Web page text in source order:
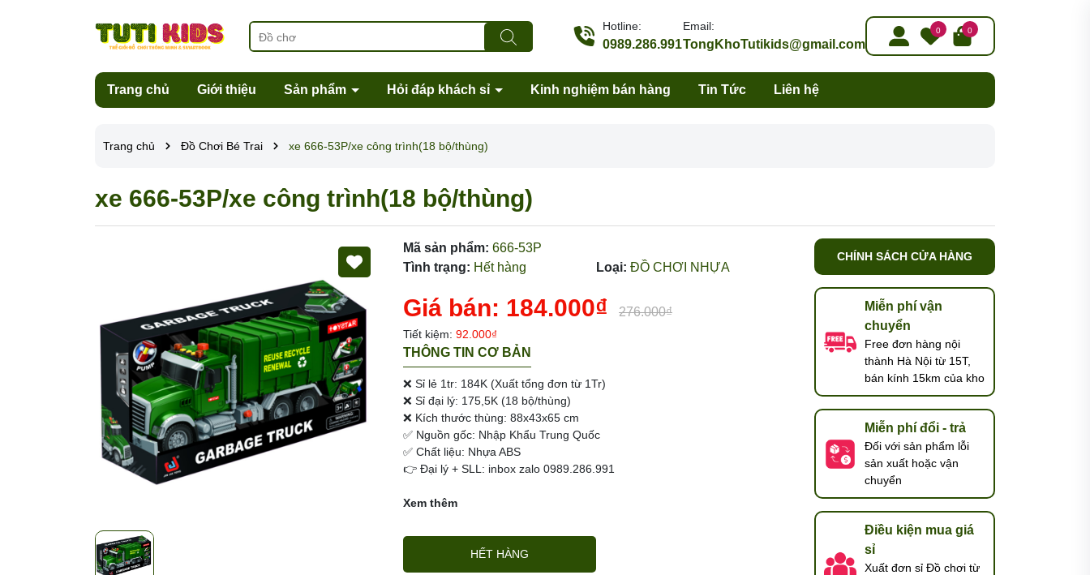
Hotline:
0989.286.991
Email:
TongKhoTutikids@gmail.com
0 0
Trang chủ Giới thiệu Sản phẩm Hỏi đáp khách sỉ Kinh nghiệm bán hàng Tin Tức Liên hệ
Trang chủ Đồ Chơi Bé Trai xe 666-53P/xe công trình(18 bộ/thùng)
xe 666-53P/xe công trình(18 bộ/thùng)
Mã sản phẩm: 666-53P
Tình trạng: Hết hàng Loại: ĐỒ CHƠI NHỰA
Giá bán: 184.000₫ 276.000₫
Tiết kiệm: 92.000₫
THÔNG TIN CƠ BẢN
❌ Sỉ lẻ 1tr: 184K (Xuất tổng đơn từ 1Tr)
❌ Sỉ đại lý: 175,5K (18 bộ/thùng)
❌ Kích thước thùng: 88x43x65 cm
✅ Nguồn gốc: Nhập Khẩu Trung Quốc
✅ Chất liệu: Nhựa ABS
👉 Đại lý + SLL: inbox zalo 0989.286.991
Xem thêm
HẾT HÀNG
Mã giảm giá:
Ngày hết hạn:
Điều kiện:
CHÍNH SÁCH CỬA HÀNG
Miễn phí vận
chuyển
Free đơn hàng nội
thành Hà Nội từ 15T,
bán kính 15km của kho
Miễn phí đổi - trả
Đối với sản phẩm lỗi
sản xuất hoặc vận
chuyển
Điều kiện mua giá
sỉ
Xuất đơn sỉ Đồ chơi từ